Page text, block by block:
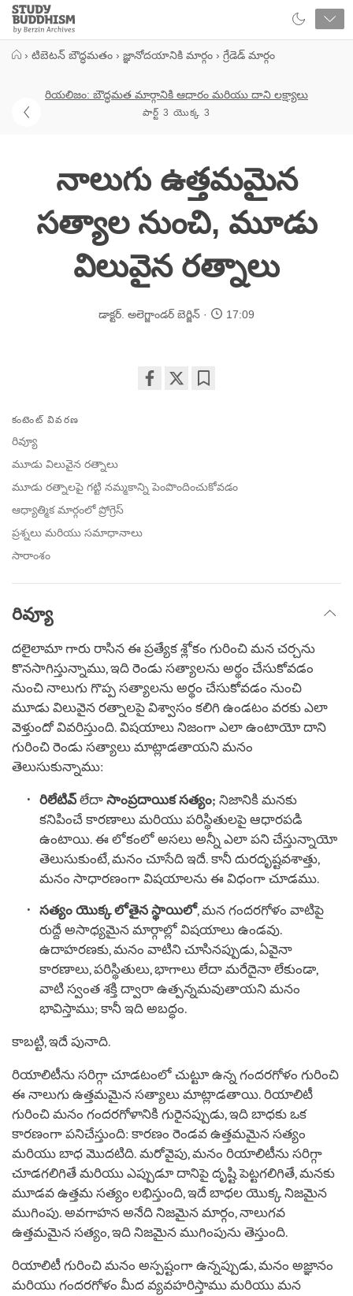
Close
Study
Buddhism
› టిబెటన్ బౌద్ధమతం › జ్ఞానోదయానికి మార్గం › గ్రేడెడ్ మార్గం
రియలిజం: బౌద్ధమత మార్గానికి ఆధారం మరియు దాని లక్ష్యాలు
పార్ట్ 3 యొక్క 3
నాలుగు ఉత్తమమైన
సత్యాల నుంచి, మూడు
విలువైన రత్నాలు
డాక్టర్. అలెగ్జాండర్ బెర్జిన్ 17:09
కంటెంట్ వివరణ
రివ్యూ
మూడు విలువైన రత్నాలు
మూడు రత్నాలపై గట్టి నమ్మకాన్ని పెంపొందించుకోవడం
ఆధ్యాత్మిక మార్గంలో ప్రోగ్రెస్
ప్రశ్నలు మరియు సమాధానాలు
సారాంశం
రివ్యూ
దలైలామా గారు రాసిన ఈ ప్రత్యేక శ్లోకం గురించి మన చర్చను
కొనసాగిస్తున్నాము, ఇది రెండు సత్యాలను అర్థం చేసుకోవడం
నుంచి నాలుగు గొప్ప సత్యాలను అర్థం చేసుకోవడం నుంచి
మూడు విలువైన రత్నాలపై విశ్వాసం కలిగి ఉండటం వరకు ఎలా
వెళ్తుందో వివరిస్తుంది. విషయాలు నిజంగా ఎలా ఉంటాయో దాని
గురించి రెండు సత్యాలు మాట్లాడతాయని మనం
తెలుసుకున్నాము:
రిలేటివ్లేదా సాంప్రదాయిక సత్యం;నిజానికి మనకు
కనిపించే కారణాలు మరియు పరిస్థితులపై ఆధారపడి
ఉంటాయి. ఈ లోకంలో అసలు అన్నీ ఎలా పని చేస్తున్నాయో
తెలుసుకుంటే, మనం చూసేది ఇదే. కానీ దురదృష్టవశాత్తు,
మనం సాధారణంగా విషయాలను ఈ విధంగా చూడము.
సత్యం యొక్క లోతైన స్థాయిలో, మన గందరగోళం వాటిపై
రుద్దే అసాధ్యమైన మార్గాల్లో విషయాలు ఉండవు.
ఉదాహరణకు, మనం వాటిని చూసినప్పుడు, ఏవైనా
కారణాలు, పరిస్థితులు, భాగాలు లేదా మరేదైనా లేకుండా,
వాటి స్వంత శక్తి ద్వారా ఉత్పన్నమవుతాయని మనం
భావిస్తాము; కానీ ఇది అబద్ధం.
కాబట్టి, ఇదే పునాది.
రియాలిటీను సరిగ్గా చూడటంలో చుట్టూ ఉన్న గందరగోళం గురించి
ఈ నాలుగు ఉత్తమమైన సత్యాలు మాట్లాడతాయి. రియాలిటీ
గురించి మనం గందరగోళానికి గురైనప్పుడు, ఇది బాధకు ఒక
కారణంగా పనిచేస్తుంది: కారణం రెండవ ఉత్తమమైన సత్యం
మరియు బాధ మొదటిది. మరోవైపు, మనం రియాలిటీను సరిగ్గా
చూడగలిగితే మరియు ఎప్పుడూ దానిపై దృష్టి పెట్టగలిగితే, మనకు
మూడవ ఉత్తమ సత్యం లభిస్తుంది, ఇదే బాధల యొక్క నిజమైన
ముగింపు. అవగాహన అనేది నిజమైన మార్గం, నాలుగవ
ఉత్తమమైన సత్యం, ఇది నిజమైన ముగింపును తెస్తుంది.
రియాలిటీ గురించి మనం అస్పష్టంగా ఉన్నప్పుడు, మనం అజ్ఞానం
మరియు గందరగోళం మీద వ్యవహరిస్తాము మరియు మన